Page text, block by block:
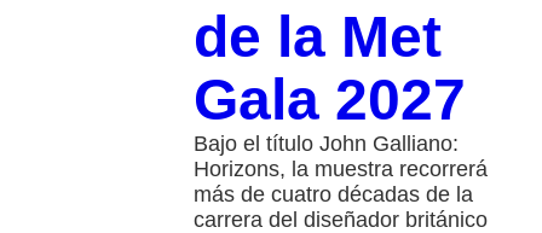
de la Met
Gala 2027
Bajo el título John Galliano:
Horizons, la muestra recorrerá
más de cuatro décadas de la
carrera del diseñador británico